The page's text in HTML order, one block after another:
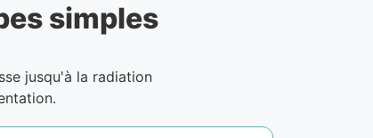
simples
jusqu'à la radiation